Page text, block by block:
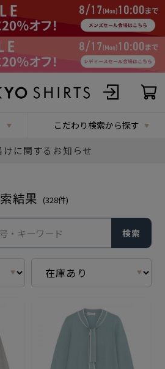
こだわり検索から探す
けに関するお知らせ
結果 (328件)
検索